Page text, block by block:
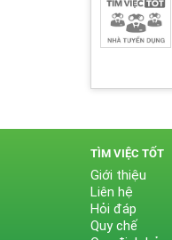
TÌM VIỆC TỐT
Giới thiệu
Liên hệ
Hỏi đáp
Quy chế